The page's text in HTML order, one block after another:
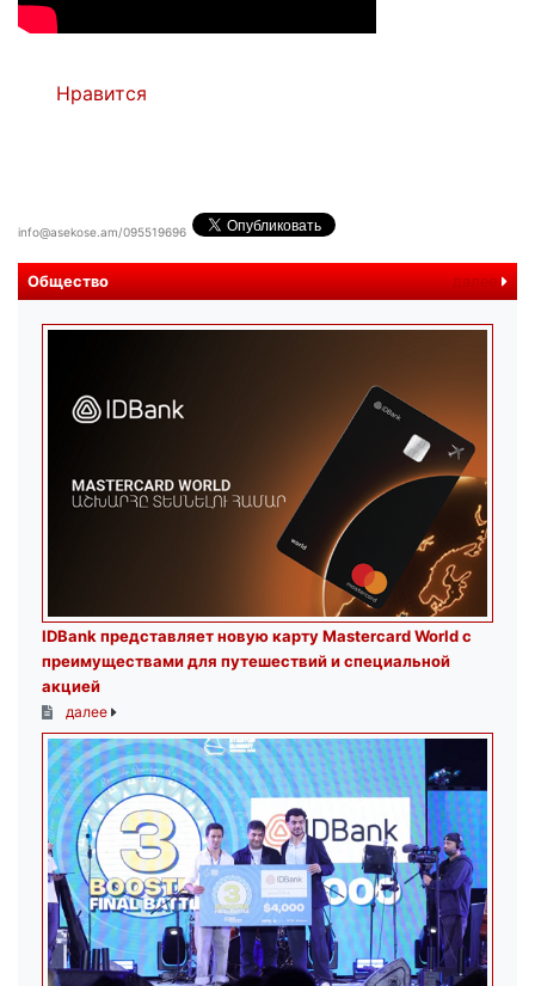
Нравится
info@asekose.am/095519696
Общество далее
IDBank представляет новую карту Mastercard World с
преимуществами для путешествий и специальной
акцией
далее